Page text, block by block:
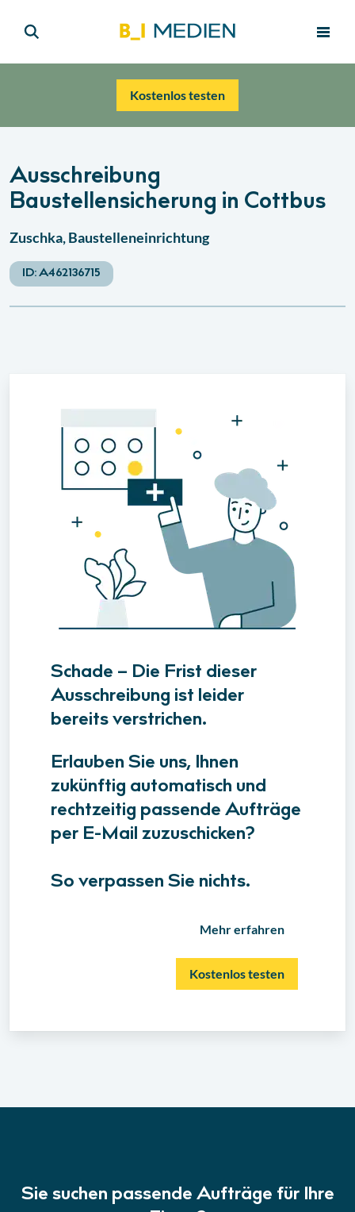
Kostenlos testen
Ausschreibung
Baustellensicherung in Cottbus
Zuschka, Baustelleneinrichtung
ID:A462136715
Schade – Die Frist dieser
Ausschreibung ist leider
bereits verstrichen.
Erlauben Sie uns, Ihnen
zukünftig automatisch und
rechtzeitig passende Aufträge
per E-Mail zuzuschicken?
So verpassen Sie nichts.
Mehr erfahren
Kostenlos testen
Sie suchen passende Aufträge für Ihre